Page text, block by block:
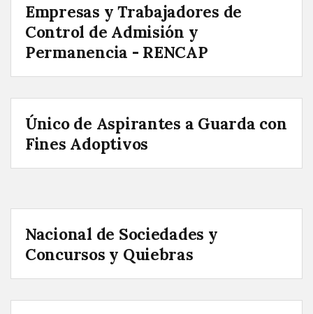
Empresas y Trabajadores de
Control de Admisión y
Permanencia - RENCAP
Único de Aspirantes a Guarda con
Fines Adoptivos
Nacional de Sociedades y
Concursos y Quiebras